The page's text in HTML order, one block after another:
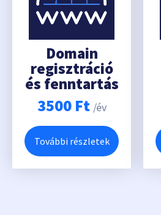
Domain
regisztráció
és fenntartás
3500 Ft /év
További részletek